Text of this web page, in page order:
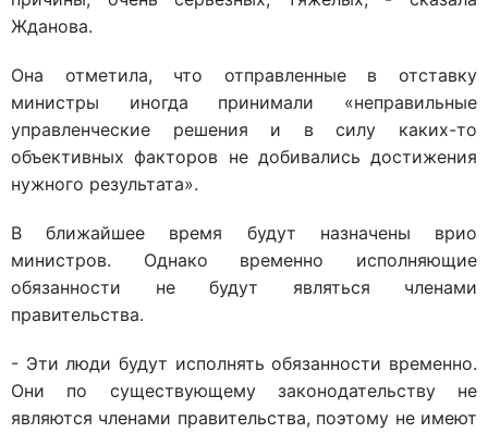
Жданова.
Она отметила, что отправленные в отставку
министры иногда принимали «неправильные
управленческие решения и в силу каких-то
объективных факторов не добивались достижения
нужного результата».
В ближайшее время будут назначены врио
министров. Однако временно исполняющие
обязанности не будут являться членами
правительства.
- Эти люди будут исполнять обязанности временно.
Они по существующему законодательству не
являются членами правительства, поэтому не имеют